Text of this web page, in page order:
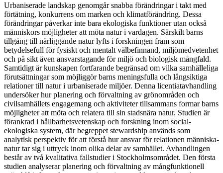
Urbaniserade landskap genomgår snabba förändringar i takt med
förtätning, konkurrens om marken och klimatförändring. Dessa
förändringar påverkar inte bara ekologiska funktioner utan också
människors möjligheter att möta natur i vardagen. Särskilt barns
tillgång till närliggande natur lyfts i forskningen fram som
betydelsefull för fysiskt och mentalt välbefinnand, miljömedvetenhet
och på sikt även ansvarstagande för miljö och biologisk mångfald.
Samtidigt är kunskapen fortfarande begränsad om vilka samhälleliga
förutsättningar som möjliggör barns meningsfulla och långsiktiga
relationer till natur i urbaniserade miljöer. Denna licentiatavhandling
undersöker hur planering och förvaltning av grönområden och
civilsamhällets engagemang och aktiviteter tillsammans formar barns
möjligheter att möta och relatera till sin stadsnära natur. Studien är
förankrad i hållbarhetsvetenskap och forskning inom social-
ekologiska system, där begreppet stewardship används som
analytisk perspektiv för att förstå hur ansvar för relationen människa-
natur tar sig i uttryck inom olika delar av samhället. Avhandlingen
består av två kvalitativa fallstudier i Stockholmsområdet. Den första
studien analyserar planering och förvaltning av mångfunktionell